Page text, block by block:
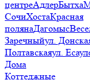
центреАдлерБытха
СочиХостаКрасная
полянаДагомыс
Заречныйул.
Полтавскаяул.
Дома
Коттеджные